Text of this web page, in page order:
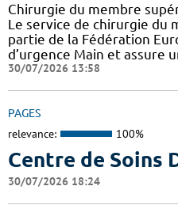
Chirurgie du membre
Le service de chirurgie du
partie de la Fédération
d’urgence Main et assure
30/07/2026 13:58
PAGES
relevance: 100%
Centre de Soins
30/07/2026 18:24